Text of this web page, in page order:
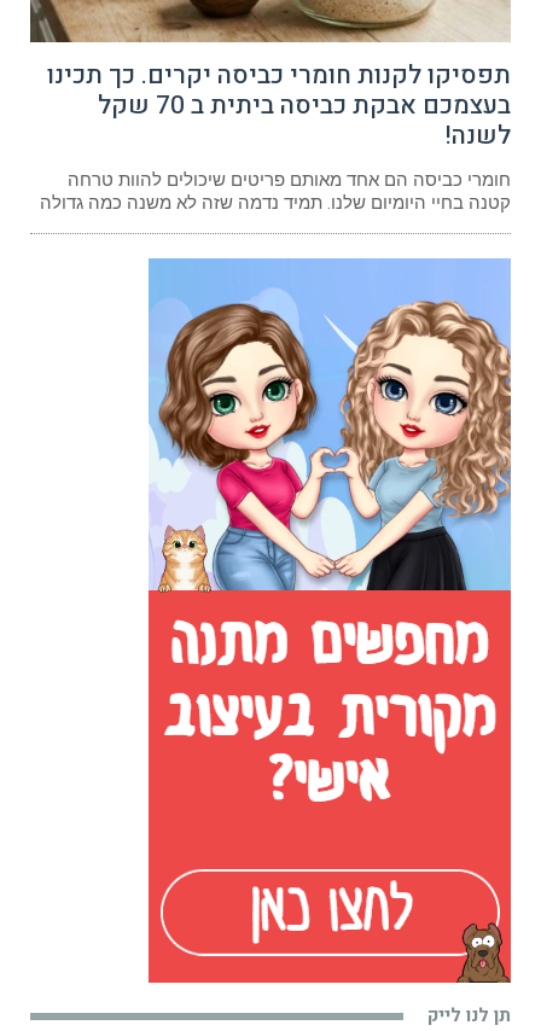
תפסיקו לקנות חומרי כביסה יקרים. כך תכינו
בעצמכם אבקת כביסה ביתית ב 70 שקל
לשנה!
חומרי כביסה הם אחד מאותם פריטים שיכולים להוות טרחה
קטנה בחיי היומיום שלנו. תמיד נדמה שזה לא משנה כמה גדולה
תן לנו לייק